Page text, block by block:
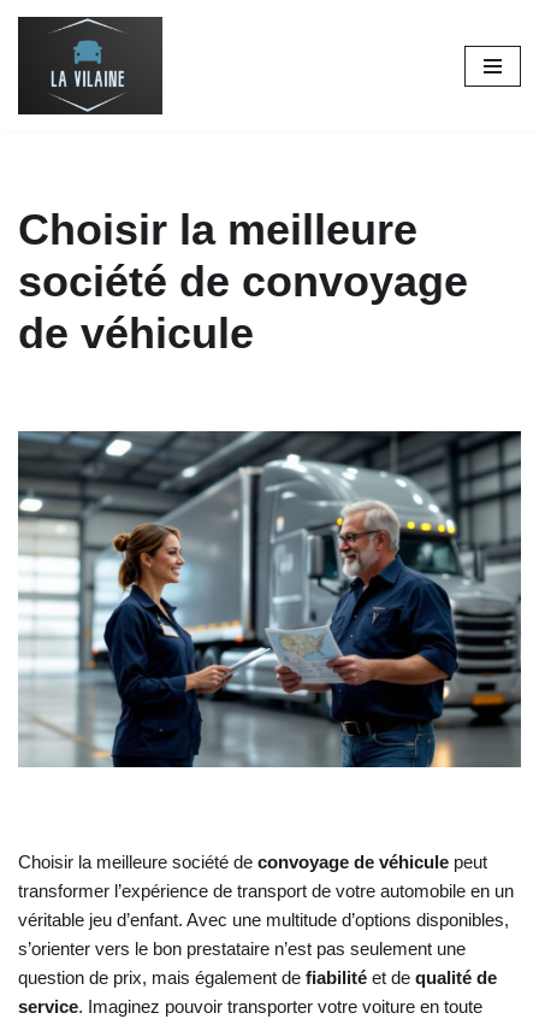
Choisir la meilleure
société de convoyage
de véhicule
Choisir la meilleure société de convoyage de véhicule peut
transformer l’expérience de transport de votre automobile en un
véritable jeu d’enfant. Avec une multitude d’options disponibles,
s’orienter vers le bon prestataire n’est pas seulement une
question de prix, mais également de fiabilité et de qualité de
service. Imaginez pouvoir transporter votre voiture en toute